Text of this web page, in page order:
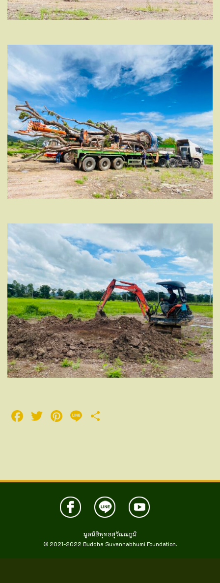
Facebook
Twitter
Pinterest
Line
มูลนิธิพุทธสุวัณณภูมิ
© 2021-2022 Buddha Suvannabhumi Foundation.